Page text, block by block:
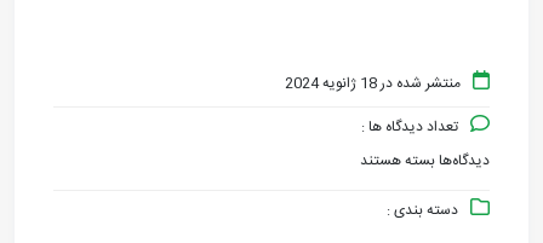
منتشر شده در 18 ژانویه 2024
تعداد دیدگاه ها :
دیدگاه‌ها
برای
۰۴
بسته هستند
دسته بندی :